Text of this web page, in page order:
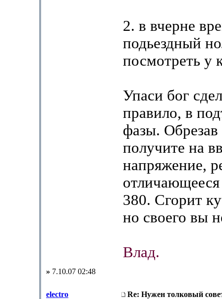
2. в вчерне
подьездный
посмотреть у
Упаси бог
правило, в
фазы.
получите на
напряжение,
380. Сгорит
но своего вы
Влад.
» 7.10.07 02:48
electro
Re: Нужен толковый